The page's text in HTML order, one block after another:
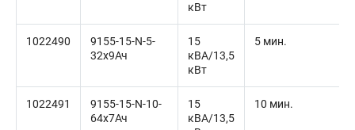
кВт
1022490
9155-15-N-5-
32x9Ач
15
кВА/13,5
кВт
5 мин.
1022491
9155-15-N-10-
64x7Ач
15
кВА/13,5
10 мин.